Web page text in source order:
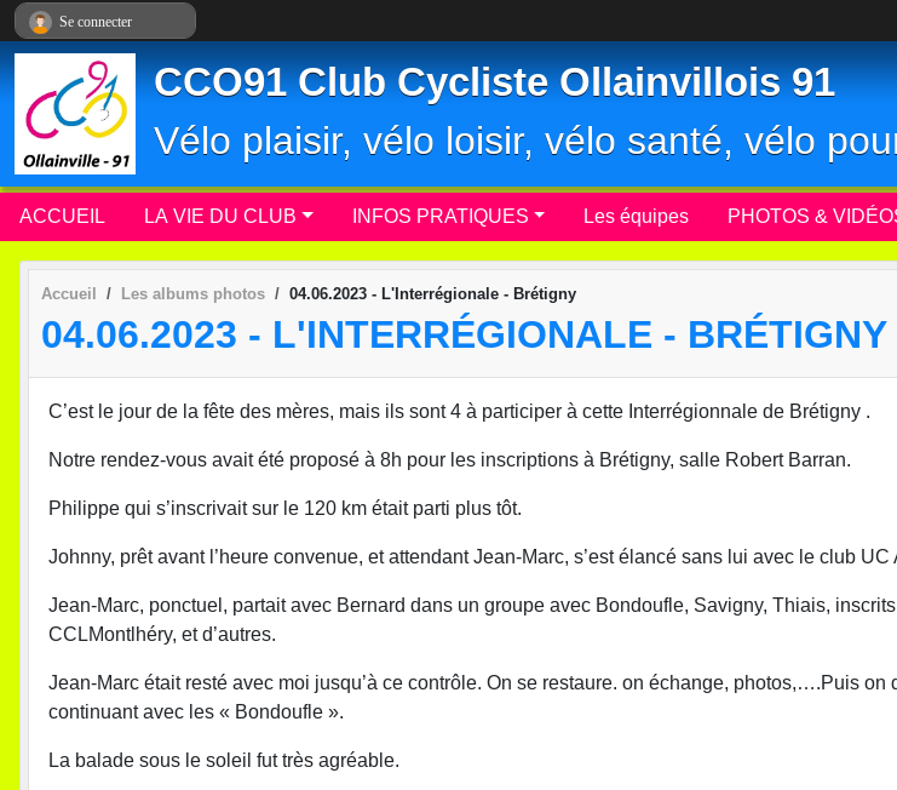
CCO91 Club Cycliste Ollainvillois 91
Vélo plaisir, vélo loisir, vélo santé, vélo
ACCUEIL LA VIE DU CLUB INFOS PRATIQUES Les équipes PHOTOS &
Accueil Les albums photos 04.06.2023 - L'Interrégionale - Brétigny
04.06.2023 - L'INTERRÉGIONALE - BRÉTIGNY
C’est le jour de la fête des mères, mais ils sont 4 à participer à cette Interrégionnale de Brétigny .
Notre rendez-vous avait été proposé à 8h pour les inscriptions à Brétigny, salle Robert Barran.
Philippe qui s’inscrivait sur le 120 km était parti plus tôt.
Johnny, prêt avant l’heure convenue, et attendant Jean-Marc, s’est élancé sans lui avec le club
Jean-Marc, ponctuel, partait avec Bernard dans un groupe avec Bondoufle, Savigny, Thiais,
CCLMontlhéry, et d’autres.
Jean-Marc était resté avec moi jusqu’à ce contrôle. On se restaure. on échange, photos,….Puis
continuant avec les « Bondoufle ».
La balade sous le soleil fut très agréable.
Se connecter
Panneau de gestion des cookies